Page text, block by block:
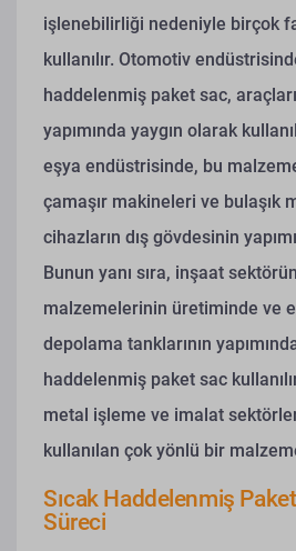
işlenebilirliği nedeniyle birçok
kullanılır. Otomotiv
haddelenmiş paket sac,
yapımında yaygın olarak
eşya endüstrisinde, bu
çamaşır makineleri ve bulaşık
cihazların dış gövdesinin
Bunun yanı sıra, inşaat
malzemelerinin üretiminde ve
depolama tanklarının
haddelenmiş paket sac
metal işleme ve imalat
kullanılan çok yönlü bir
Sıcak Haddelenmiş
Süreci